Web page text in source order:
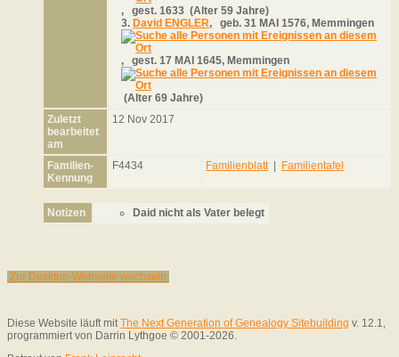
, gest. 1633 (Alter 59 Jahre)
3. David ENGLER, geb. 31 MAI 1576, Memmingen
, gest. 17 MAI 1645, Memmingen
(Alter 69 Jahre)
Zuletzt
bearbeitet
am
12 Nov 2017
Familien-
Kennung
F4434 Familienblatt| Familientafel
Notizen Daid nicht als Vater belegt
Zur Desktop-Webseite wechseln
Diese Website läuft mitThe Next Generation of Genealogy Sitebuilding v. 12.1,
programmiert von Darrin Lythgoe © 2001-2026.